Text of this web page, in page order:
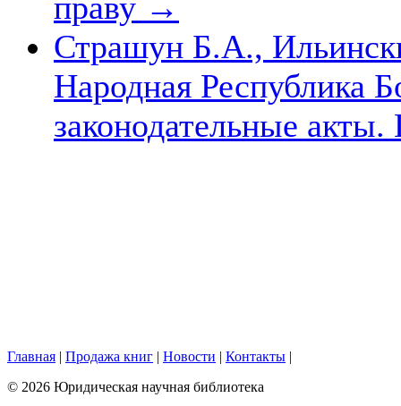
Страшун Б.А.,
Народная Республика
законодательные
Главная | Продажа книг | Новости | Контакты |
© 2026 Юридическая научная библиотека